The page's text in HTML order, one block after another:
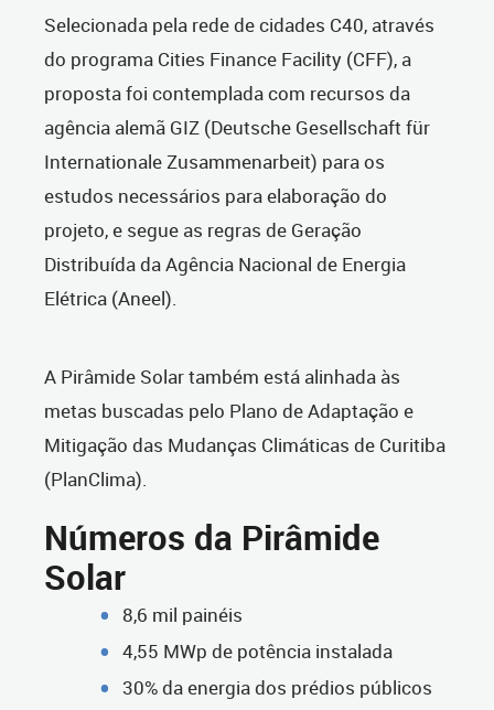
Selecionada pela rede de cidades C40, através
do programa Cities Finance Facility (CFF), a
proposta foi contemplada com recursos da
agência alemã GIZ (Deutsche Gesellschaft für
Internationale Zusammenarbeit) para os
estudos necessários para elaboração do
projeto, e segue as regras de Geração
Distribuída da Agência Nacional de Energia
Elétrica (Aneel).
A Pirâmide Solar também está alinhada às
metas buscadas pelo Plano de Adaptação e
Mitigação das Mudanças Climáticas de Curitiba
(PlanClima).
Números da Pirâmide
Solar
8,6 mil painéis
4,55 MWp de potência instalada
30% da energia dos prédios públicos